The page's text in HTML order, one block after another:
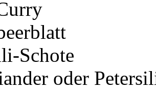
Schote
oder